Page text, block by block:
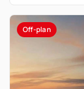
Off-plan